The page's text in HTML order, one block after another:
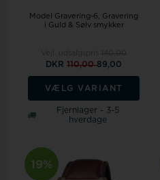
Model Gravering-6
Gravering
i Guld & Sølv smykker
DKR110,0089,00
VÆLG VARIANT
Fjernlager - 3-5
hverdage
19%